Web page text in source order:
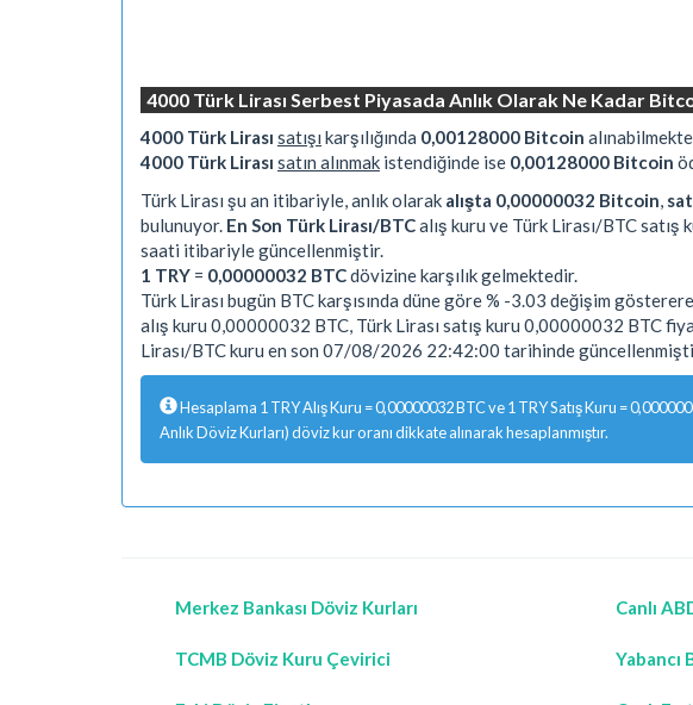
4000 Türk Lirası Serbest Piyasada Anlık Olarak Ne Kadar
4000 Türk Lirası satışı karşılığında 0,00128000 Bitcoin
4000 Türk Lirası satın alınmak istendiğinde ise 0,00128000 Bitcoin
Türk Lirası şu an itibariyle, anlık olarak alışta 0,00000032 Bitcoin
bulunuyor. En Son Türk Lirası/BTCalış kuru ve Türk Lirası/BTC
saati itibariyle güncellenmiştir.
1 TRY = 0,00000032 BTCdövizine karşılık gelmektedir.
Türk Lirası bugün BTC karşısında düne göre % -3.03 değişim
alış kuru 0,00000032 BTC, Türk Lirası satış kuru 0,00000032 BTC
Lirası/BTC kuru en son 07/08/2026 22:42:00 tarihinde
Hesaplama 1 TRY Alış Kuru = 0,00000032 BTC ve 1 TRY Satış Kuru =
Anlık Döviz Kurları) döviz kur oranı dikkate alınarak hesaplanmıştır.
Merkez Bankası Döviz Kurları
TCMB Döviz Kuru Çevirici
Canlı
Yabancı